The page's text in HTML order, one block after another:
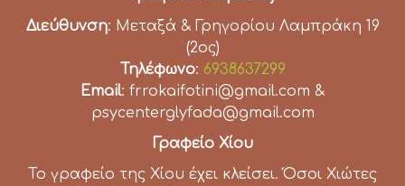
Διεύθυνση: Μεταξά & Γρηγορίου Λαμπράκη 19
(2ος)
Τηλέφωνο: 6938637299
Email: frrokaifotini@gmail.com &
psycenterglyfada@gmail.com
Γραφείο Χίου
Το γραφείο της Χίου έχει κλείσει. Όσοι Χιώτες